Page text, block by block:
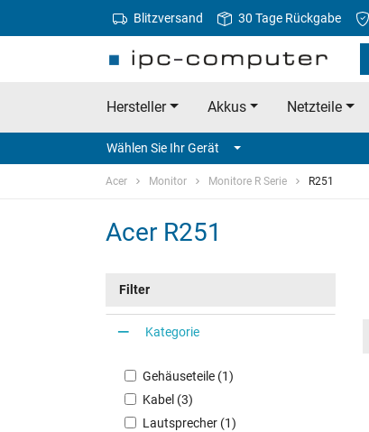
Blitzversand 30 Tage Rückgabe
Hersteller Akkus Netzteile
Wählen Sie Ihr Gerät
Acer Monitor Monitore R Serie R251
Acer R251
Filter
Kategorie
Gehäuseteile (1)
Kabel (3)
Lautsprecher (1)